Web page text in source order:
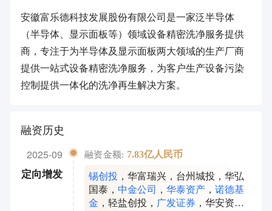
安徽富乐德科技发展股份有限公司是一家泛半导体
（半导体、显示面板等）领域设备精密洗净服务提供
商，专注于为半导体及显示面板两大领域的生产厂商
提供一站式设备精密洗净服务，为客户生产设备污染
控制提供一体化的洗净再生解决方案。
融资历史
2025-09
定向增发
融资金额: 7.83亿人民币
锡创投 ，华富瑞兴 ， 台州城投 ，华弘
国泰 ，中金公司 ，华泰资产 ，诺德基
金 ，轻盐创投 ， 广发证券 ，华安资管